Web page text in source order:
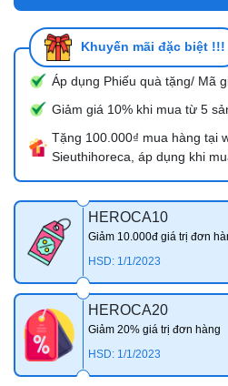
Khuyến mãi đặc biệt !!!
Áp dụng Phiếu quà tặng/ Mã
Giảm giá 10% khi mua từ 5
Tặng 100.000₫ mua hàng tại
Sieuthihoreca, áp dụng khi
HEROCA10
Giảm 10.000đ giá trị đơn
HSD: 1/1/2023
HEROCA20
Giảm 20% giá trị đơn hàng
HSD: 1/1/2023